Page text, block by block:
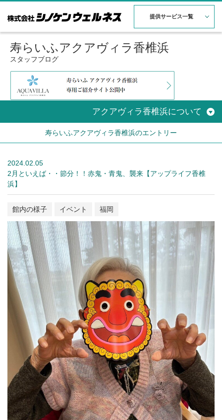
提供サービス一覧
寿らいふアクアヴィラ香椎浜
スタッフブログ
アクアヴィラ香椎浜について
寿らいふアクアヴィラ香椎浜のエントリー
2024.02.05
2月といえば・・節分！！赤鬼・青鬼、襲来【アップライフ香椎
浜】
館内の様子 イベント 福岡